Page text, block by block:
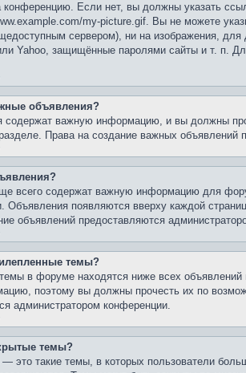
конференцию. Если нет, вы должны указать
my-picture.gif. Вы не можете
сервером), ни на изображения,
Yahoo, защищённые паролями сайты и т. п.
объявления?
содержат важную информацию, и вы должны
Права на создание важных объявлений
всего содержат важную информацию для
Объявления появляются вверху каждой
объявлений предоставляются
темы?
в форуме находятся ниже всех объявлений
поэтому вы должны прочесть их по
администратором конференции.
темы?
это такие темы, в которых пользователи